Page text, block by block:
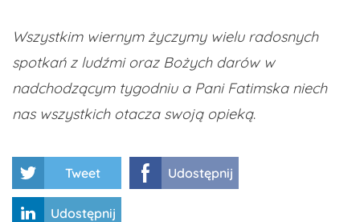
Wszystkim wiernym życzymy wielu radosnych
spotkań z ludźmi oraz Bożych darów w
nadchodzącym tygodniu a Pani Fatimska niech
nas wszystkich otacza swoją opieką.
Tweet Udostępnij
Udostępnij